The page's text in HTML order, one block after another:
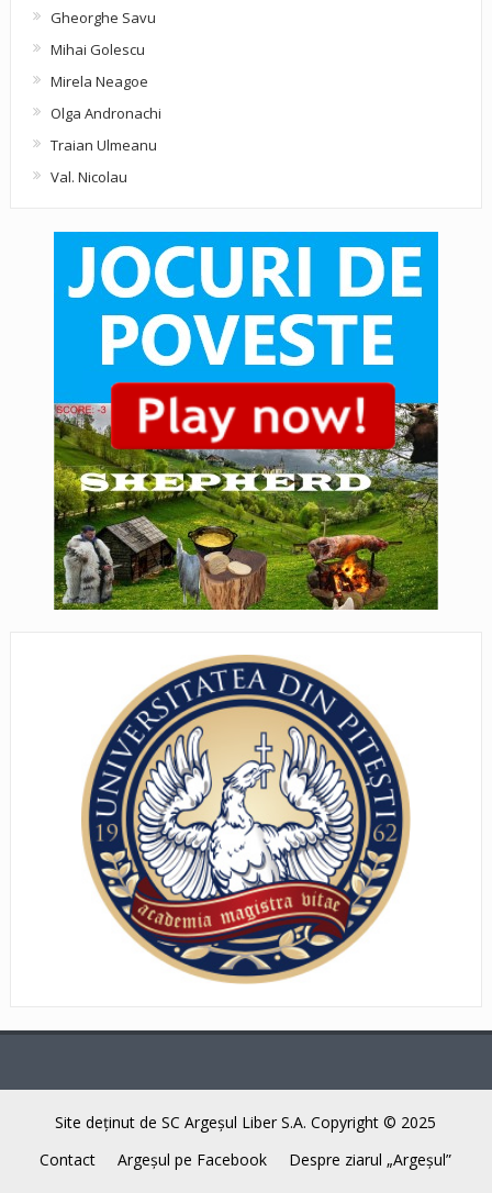
Gheorghe Savu
Mihai Golescu
Mirela Neagoe
Olga Andronachi
Traian Ulmeanu
Val. Nicolau
Site deţinut de SC Argeşul Liber S.A. Copyright © 2025
Contact
Argeşul pe Facebook Despre ziarul „Argeşul”